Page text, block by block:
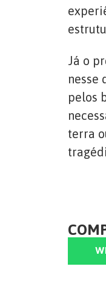
Já o
nesse
pelos
terra